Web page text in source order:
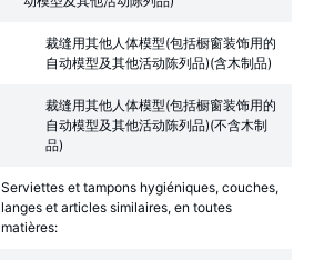
裁缝用其他人体模型(包括橱窗装饰用的
自动模型及其他活动陈列品)(含木制品)
裁缝用其他人体模型(包括橱窗装饰用的
自动模型及其他活动陈列品)(不含木制
品)
Serviettes et tampons hygiéniques, couches,
langes et articles similaires, en toutes
matières: